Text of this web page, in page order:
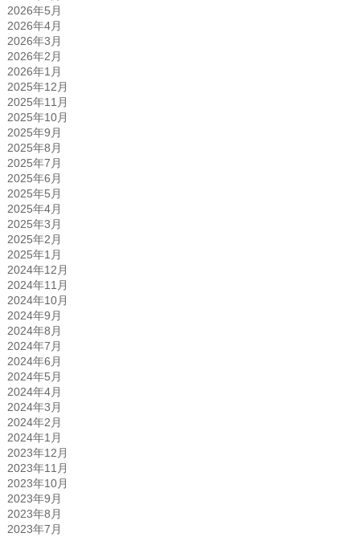
2026年5月
2026年4月
2026年3月
2026年2月
2026年1月
2025年12月
2025年11月
2025年10月
2025年9月
2025年8月
2025年7月
2025年6月
2025年5月
2025年4月
2025年3月
2025年2月
2025年1月
2024年12月
2024年11月
2024年10月
2024年9月
2024年8月
2024年7月
2024年6月
2024年5月
2024年4月
2024年3月
2024年2月
2024年1月
2023年12月
2023年11月
2023年10月
2023年9月
2023年8月
2023年7月